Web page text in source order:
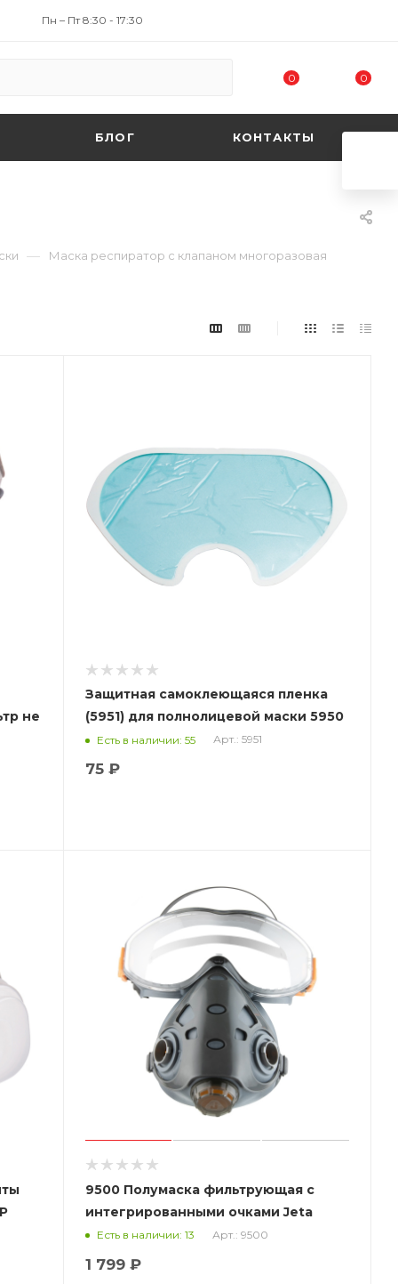
Пн – Пт 8:30 - 17:30
0 0
БЛОГ КОНТАКТЫ
— Маска респиратор с клапаном многоразовая
не
Защитная самоклеющаяся пленка
(5951) для полнолицевой маски 5950
Есть в наличии: 55 Арт.: 5951
75 ₽
9500 Полумаска фильтрующая с
интегрированными очками Jeta
Safety Air Optics
Есть в наличии: 13 Арт.: 9500
1 799 ₽